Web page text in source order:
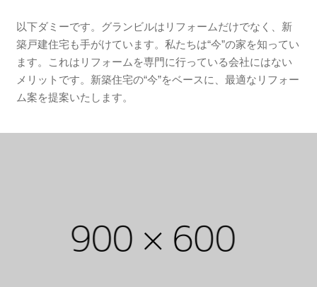
以下ダミーです。グランビルはリフォームだけでなく、新
築戸建住宅も手がけています。私たちは“今”の家を知ってい
ます。これはリフォームを専門に行っている会社にはない
メリットです。新築住宅の“今”をベースに、最適なリフォー
ム案を提案いたします。